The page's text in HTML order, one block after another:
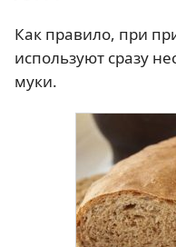
Как правило, при
используют сразу
муки.